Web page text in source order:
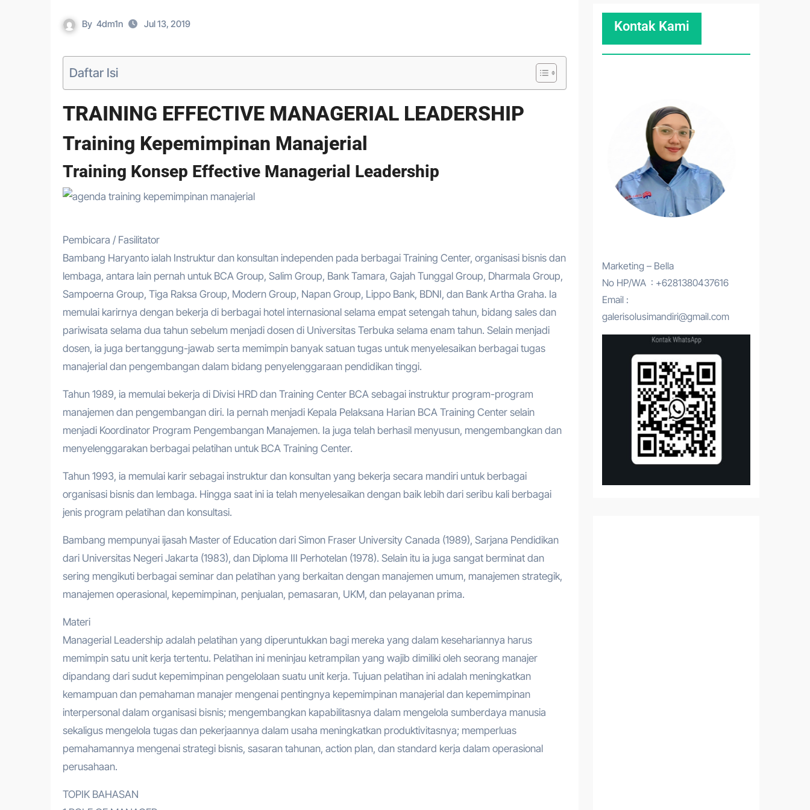
By 4dm1n Jul 13, 2019
Daftar Isi
TRAINING EFFECTIVE MANAGERIAL LEADERSHIP
Training Kepemimpinan Manajerial
Training Konsep Effective Managerial Leadership
Pembicara / Fasilitator
Bambang Haryanto ialah Instruktur dan konsultan independen pada berbagai Training Center, organisasi bisnis dan
lembaga, antara lain pernah untuk BCA Group, Salim Group, Bank Tamara, Gajah Tunggal Group, Dharmala Group,
Sampoerna Group, Tiga Raksa Group, Modern Group, Napan Group, Lippo Bank, BDNI, dan Bank Artha Graha. Ia
memulai karirnya dengan bekerja di berbagai hotel internasional selama empat setengah tahun, bidang sales dan
pariwisata selama dua tahun sebelum menjadi dosen di Universitas Terbuka selama enam tahun. Selain menjadi
dosen, ia juga bertanggung-jawab serta memimpin banyak satuan tugas untuk menyelesaikan berbagai tugas
manajerial dan pengembangan dalam bidang penyelenggaraan pendidikan tinggi.
Tahun 1989, ia memulai bekerja di Divisi HRD dan Training Center BCA sebagai instruktur program-program
manajemen dan pengembangan diri. Ia pernah menjadi Kepala Pelaksana Harian BCA Training Center selain
menjadi Koordinator Program Pengembangan Manajemen. Ia juga telah berhasil menyusun, mengembangkan dan
menyelenggarakan berbagai pelatihan untuk BCA Training Center.
Tahun 1993, ia memulai karir sebagai instruktur dan konsultan yang bekerja secara mandiri untuk berbagai
organisasi bisnis dan lembaga. Hingga saat ini ia telah menyelesaikan dengan baik lebih dari seribu kali berbagai
jenis program pelatihan dan konsultasi.
Bambang mempunyai ijasah Master of Education dari Simon Fraser University Canada (1989), Sarjana Pendidikan
dari Universitas Negeri Jakarta (1983), dan Diploma III Perhotelan (1978). Selain itu ia juga sangat berminat dan
sering mengikuti berbagai seminar dan pelatihan yang berkaitan dengan manajemen umum, manajemen strategik,
manajemen operasional, kepemimpinan, penjualan, pemasaran, UKM, dan pelayanan prima.
Materi
Managerial Leadership adalah pelatihan yang diperuntukkan bagi mereka yang dalam kesehariannya harus
memimpin satu unit kerja tertentu. Pelatihan ini meninjau ketrampilan yang wajib dimiliki oleh seorang manajer
dipandang dari sudut kepemimpinan pengelolaan suatu unit kerja. Tujuan pelatihan ini adalah meningkatkan
kemampuan dan pemahaman manajer mengenai pentingnya kepemimpinan manajerial dan kepemimpinan
interpersonal dalam organisasi bisnis; mengembangkan kapabilitasnya dalam mengelola sumberdaya manusia
sekaligus mengelola tugas dan pekerjaannya dalam usaha meningkatkan produktivitasnya; memperluas
pemahamannya mengenai strategi bisnis, sasaran tahunan, action plan, dan standard kerja dalam operasional
perusahaan.
TOPIK BAHASAN
Kontak Kami
Marketing – Bella
No HP/WA : +6281380437616
Email :
galerisolusimandiri@gmail.com